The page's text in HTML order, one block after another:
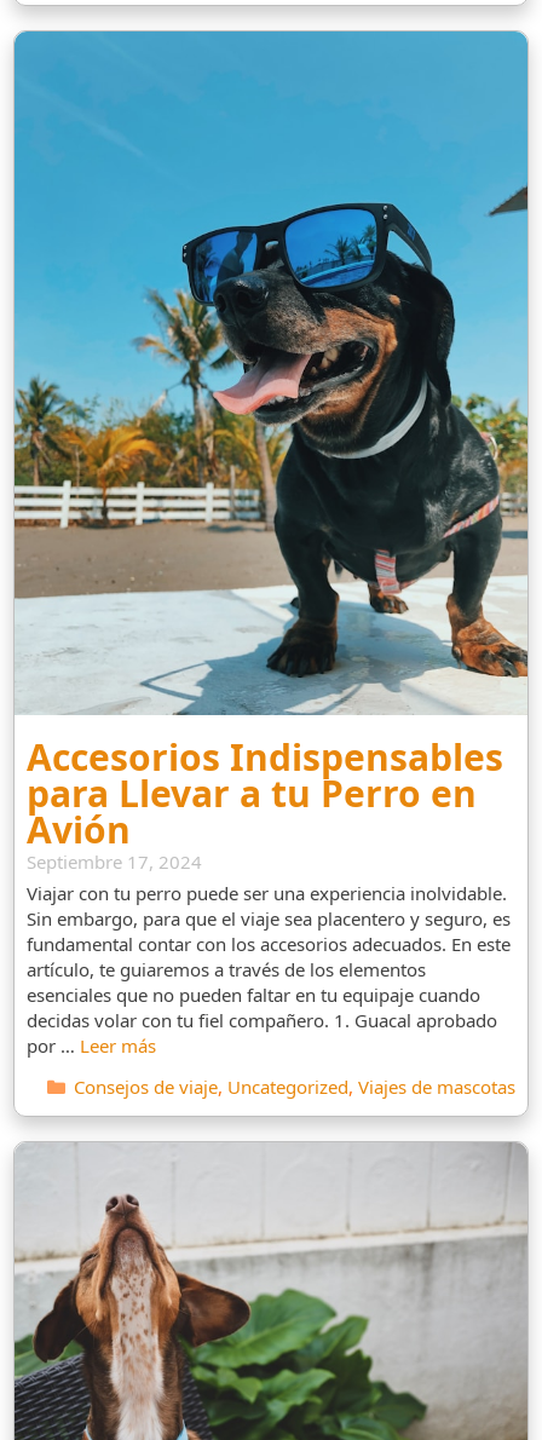
Accesorios Indispensables
para Llevar a tu Perro en
Avión
Septiembre 17, 2024
Viajar con tu perro puede ser una experiencia inolvidable.
Sin embargo, para que el viaje sea placentero y seguro, es
fundamental contar con los accesorios adecuados. En este
artículo, te guiaremos a través de los elementos
esenciales que no pueden faltar en tu equipaje cuando
decidas volar con tu fiel compañero. 1. Guacal aprobado
por … Leer más
Categorías
Consejos de viaje, Uncategorized, Viajes de mascotas